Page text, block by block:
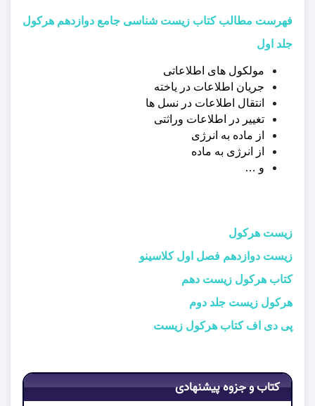
فهرست مطالب کتاب زیست شناسی جامع دوازدهم هرکول
جلد اول
مولکول ‏های اطلاعاتی
جریان اطلاعات در یاخته
انتقال اطلاعات در نسل ‏ها
تغییر در اطلاعات وراثتی
از ماده به انرژی
از انرژی به ماده
و …
زیست هرکول
زیست دوازدهم فصل اول کلاسینو
کتاب هرکول زیست دهم
هرکول زیست جلد دوم
پی دی اف کتاب هرکول زیست
کتاب و جزوه پیشنهادی